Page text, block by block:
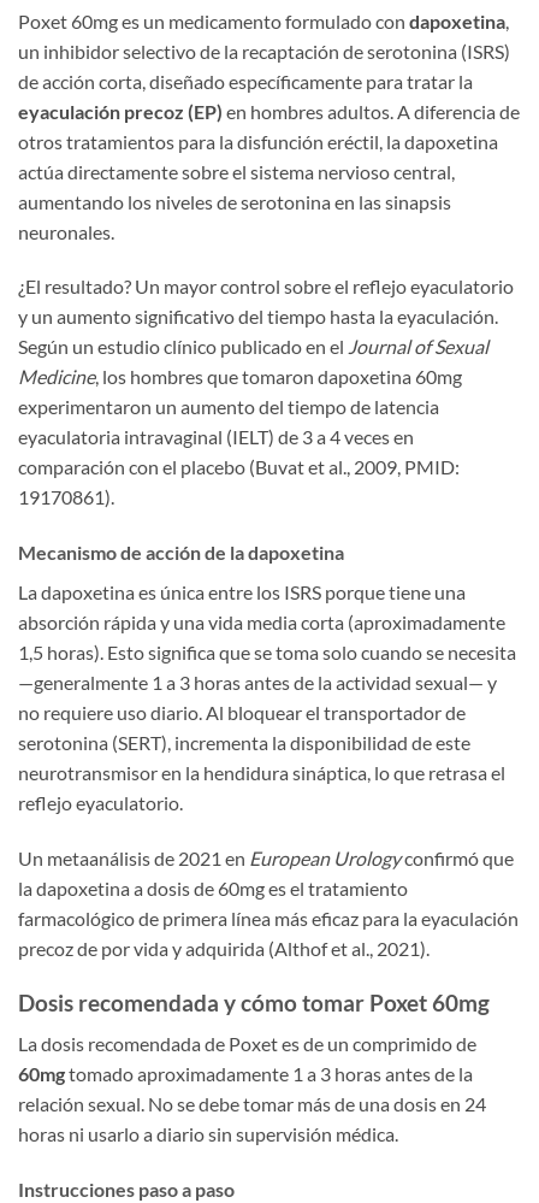
Poxet 60mg es un medicamento formulado con dapoxetina
un inhibidor selectivo de la recaptación de serotonina (ISRS)
de acción corta, diseñado específicamente para tratar la
eyaculación precoz (EP) en hombres adultos. A diferencia de
otros tratamientos para la disfunción eréctil, la dapoxetina
actúa directamente sobre el sistema nervioso central,
aumentando los niveles de serotonina en las sinapsis
neuronales.
¿El resultado? Un mayor control sobre el reflejo eyaculatorio
y un aumento significativo del tiempo hasta la eyaculación.
Según un estudio clínico publicado en el Journal of Sexual
Medicine, los hombres que tomaron dapoxetina 60mg
experimentaron un aumento del tiempo de latencia
eyaculatoria intravaginal (IELT) de 3 a 4 veces en
comparación con el placebo (Buvat et al., 2009, PMID:
19170861).
Mecanismo de acción de la dapoxetina
La dapoxetina es única entre los ISRS porque tiene una
absorción rápida y una vida media corta (aproximadamente
1,5 horas). Esto significa que se toma solo cuando se necesita
—generalmente 1 a 3 horas antes de la actividad sexual— y
no requiere uso diario. Al bloquear el transportador de
serotonina (SERT), incrementa la disponibilidad de este
neurotransmisor en la hendidura sináptica, lo que retrasa el
reflejo eyaculatorio.
Un metaanálisis de 2021 en European Urologyconfirmó que
la dapoxetina a dosis de 60mg es el tratamiento
farmacológico de primera línea más eficaz para la eyaculación
precoz de por vida y adquirida (Althof et al., 2021).
Dosis recomendada y cómo tomar Poxet 60mg
La dosis recomendada de Poxet es de un comprimido de
60mgtomado aproximadamente 1 a 3 horas antes de la
relación sexual. No se debe tomar más de una dosis en 24
horas ni usarlo a diario sin supervisión médica.
Instrucciones paso a paso